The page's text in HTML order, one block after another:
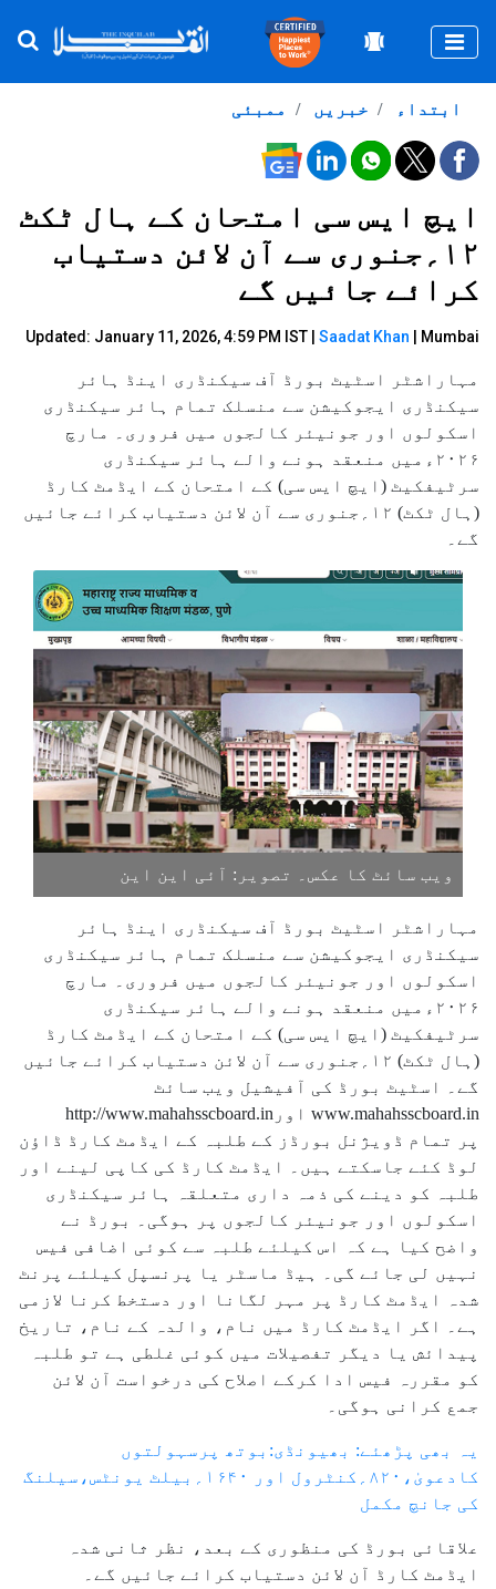
ممبئی خبریں ابتداء
ایچ ایس سی امتحان کے ہال ٹکٹ
۱۲؍جنوری سے آن لائن دستیاب
کرائے جائیں گے
Updated: January 11, 2026, 4:59 PM IST | Saadat Khan | Mumbai
مہاراشٹر اسٹیٹ بورڈ آف سیکنڈری اینڈ ہائر
سیکنڈری ایجوکیشن سے منسلک تمام ہائر سیکنڈری
اسکولوں اور جونیئر کالجوں میں فروری۔ مارچ
۲۰۲۶ءمیں منعقد ہونے والے ہائر سیکنڈری
سرٹیفکیٹ (ایچ ایس سی) کے امتحان کے ایڈمٹ کارڈ
(ہال ٹکٹ) ۱۲؍جنوری سے آن لائن دستیاب کرائے جائیں
گے۔
ویب سائٹ کا عکس۔ تصویر: آئی این این
مہاراشٹر اسٹیٹ بورڈ آف سیکنڈری اینڈ ہائر
سیکنڈری ایجوکیشن سے منسلک تمام ہائر سیکنڈری
اسکولوں اور جونیئر کالجوں میں فروری۔ مارچ
۲۰۲۶ءمیں منعقد ہونے والے ہائر سیکنڈری
سرٹیفکیٹ (ایچ ایس سی) کے امتحان کے ایڈمٹ کارڈ
(ہال ٹکٹ) ۱۲؍جنوری سے آن لائن دستیاب کرائے جائیں
گے۔ اسٹیٹ بورڈ کی آفیشیل ویب سائٹ
www.mahahsscboard.in اورhttp://www.mahahsscboard.in
پر تمام ڈویژنل بورڈز کے طلبہ کے ایڈمٹ کارڈ ڈاؤن
لوڈ کئے جاسکتے ہیں۔ ایڈمٹ کارڈ کی کاپی لینے اور
طلبہ کو دینے کی ذمہ داری متعلقہ ہائر سیکنڈری
اسکولوں اور جونیئر کالجوں پر ہوگی۔ بورڈ نے
واضح کیا ہے کہ اس کیلئے طلبہ سے کوئی اضافی فیس
نہیں لی جائے گی۔ ہیڈ ماسٹر یا پرنسپل کیلئے پرنٹ
شدہ ایڈمٹ کارڈ پر مہر لگانا اور دستخط کرنا لازمی
ہے۔ اگر ایڈمٹ کارڈ میں نام، والدہ کے نام، تاریخ
پیدائش یا دیگر تفصیلات میں کوئی غلطی ہے تو طلبہ
کو مقررہ فیس ادا کرکے اصلاح کی درخواست آن لائن
جمع کرانی ہوگی۔
یہ بھی پڑھئے: بھیونڈی:بوتھ پرسہولتوں
کادعویٰ،۸۲۰؍کنٹرول اور ۱۶۴۰؍بیلٹ یونٹس،سیلنگ
کی جانچ مکمل
علاقائی بورڈ کی منظوری کے بعد، نظر ثانی شدہ
ایڈمٹ کارڈ آن لائن دستیاب کرائے جائیں گے۔